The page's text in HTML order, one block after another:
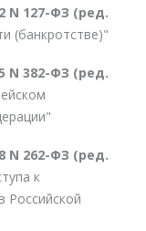
N 127-ФЗ (ред.
(банкротстве)"
N 382-ФЗ (ред.
N 262-ФЗ (ред.
к
Российской